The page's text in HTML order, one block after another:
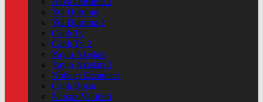
Yol Durumu
Yol Durumu 2
Canlı Tv
Canlı Tv 2
Yayın Akışları
Yayın Akışları 2
Nöbetçi Eczaneler
Canlı Borsa
Namaz Vakitleri